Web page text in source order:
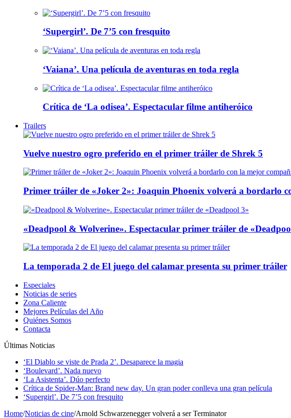
‘Supergirl’. De 7’5 con fresquito
‘Vaiana’. Una película de aventuras en toda regla
Crítica de ‘La odisea’. Espectacular filme antiheróico
Trailers
Vuelve nuestro ogro preferido en el primer tráiler de Shrek 5
Primer tráiler de «Joker 2»: Joaquin Phoenix volverá a bordarlo
«Deadpool & Wolverine». Espectacular primer tráiler de
La temporada 2 de El juego del calamar presenta su primer tráiler
Especiales
Noticias de series
Zona Caliente
Mejores Películas del Año
Quiénes Somos
Contacta
Últimas Noticias
‘El Diablo se viste de Prada 2’. Desaparece la magia
‘Boulevard’. Nada nuevo
‘La Asistenta’. Dúo perfecto
Crítica de Spider-Man: Brand new day. Un gran poder conlleva una gran película
‘Supergirl’. De 7’5 con fresquito
Home/Noticias de cine/Arnold Schwarzenegger volverá a ser Terminator